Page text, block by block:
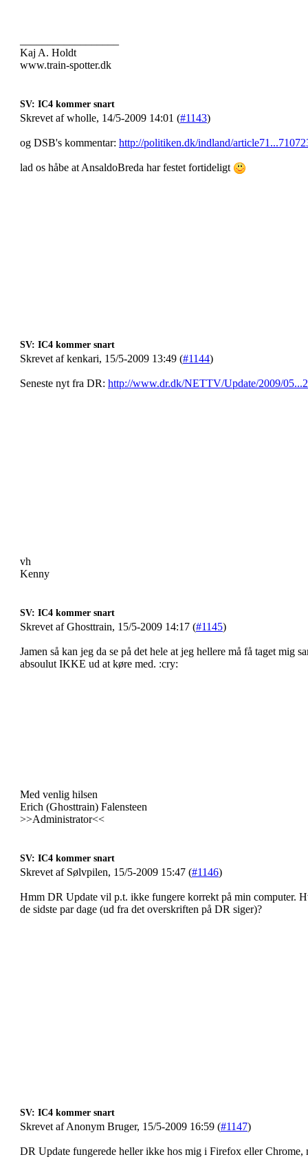
Kaj A. Holdt
www.train-spotter.dk
SV: IC4 kommer snart
Skrevet af wholle, 14/5-2009 14:01 (#1143)
og DSB's kommentar: http://politiken.dk/indland/
lad os håbe at AnsaldoBreda har festet fortideligt
SV: IC4 kommer snart
Skrevet af kenkari, 15/5-2009 13:49 (#1144)
Seneste nyt fra DR: http://www.dr.dk/NETTV/Update/2009/
vh
Kenny
SV: IC4 kommer snart
Skrevet af Ghosttrain, 15/5-2009 14:17 (#1145)
Jamen så kan jeg da se på det hele at jeg hellere må få taget mig
absoulut IKKE ud at køre med. :cry:
Med venlig hilsen
Erich (Ghosttrain) Falensteen
>>Administrator<<
SV: IC4 kommer snart
Skrevet af Sølvpilen, 15/5-2009 15:47 (#1146)
Hmm DR Update vil p.t. ikke fungere korrekt på min computer.
de sidste par dage (ud fra det overskriften på DR siger)?
SV: IC4 kommer snart
Skrevet af Anonym Bruger, 15/5-2009 16:59 (#1147)
DR Update fungerede heller ikke hos mig i Firefox eller Chrome,